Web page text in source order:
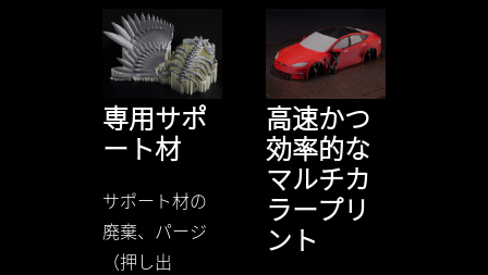
専用サポ
ート材
サポート材の
廃棄、パージ
（押し出
高速かつ
効率的な
マルチカ
ラープリ
ント